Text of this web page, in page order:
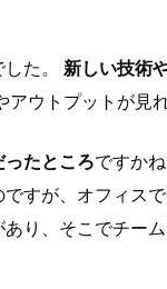
た。 新しい技術
ウトプットが見
たところですか
すが、オフィ
あり、そこでチー